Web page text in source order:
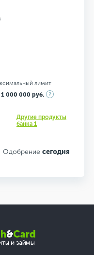
лимит
000 000 руб.
Другие продукты
банка 1
Одобрение сегодня